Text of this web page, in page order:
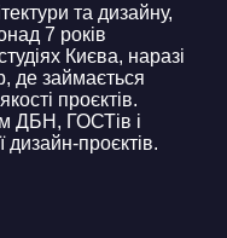
та дизайну,
7 років
Києва, наразі
де займається
проєктів.
ДБН, ГОСТів і
дизайн-проєктів.